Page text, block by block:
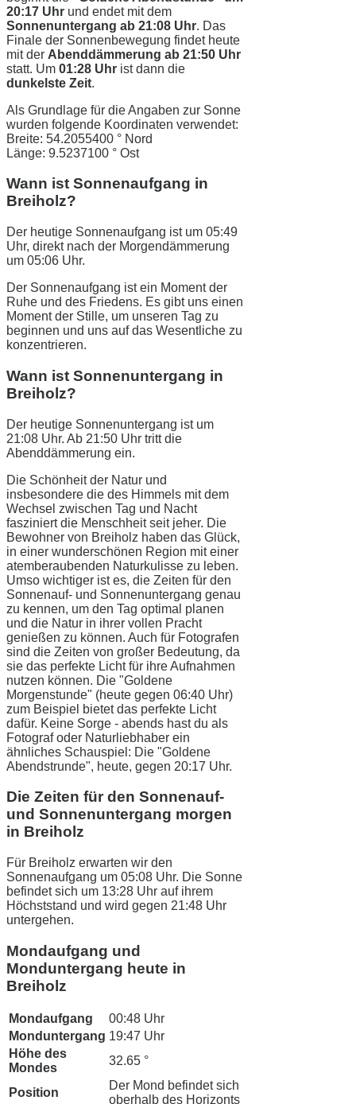
20:17 Uhr und endet mit dem
Sonnenuntergang ab 21:08 Uhr. Das
Finale der Sonnenbewegung findet heute
mit der Abenddämmerung ab 21:50 Uhr
statt. Um 01:28 Uhr ist dann die
dunkelste Zeit.
Als Grundlage für die Angaben zur Sonne
wurden folgende Koordinaten verwendet:
Breite: 54.2055400 ° Nord
Länge: 9.5237100 ° Ost
Wann ist Sonnenaufgang in
Breiholz?
Der heutige Sonnenaufgang ist um 05:49
Uhr, direkt nach der Morgendämmerung
um 05:06 Uhr.
Der Sonnenaufgang ist ein Moment der
Ruhe und des Friedens. Es gibt uns einen
Moment der Stille, um unseren Tag zu
beginnen und uns auf das Wesentliche zu
konzentrieren.
Wann ist Sonnenuntergang in
Breiholz?
Der heutige Sonnenuntergang ist um
21:08 Uhr. Ab 21:50 Uhr tritt die
Abenddämmerung ein.
Die Schönheit der Natur und
insbesondere die des Himmels mit dem
Wechsel zwischen Tag und Nacht
fasziniert die Menschheit seit jeher. Die
Bewohner von Breiholz haben das Glück,
in einer wunderschönen Region mit einer
atemberaubenden Naturkulisse zu leben.
Umso wichtiger ist es, die Zeiten für den
Sonnenauf- und Sonnenuntergang genau
zu kennen, um den Tag optimal planen
und die Natur in ihrer vollen Pracht
genießen zu können. Auch für Fotografen
sind die Zeiten von großer Bedeutung, da
sie das perfekte Licht für ihre Aufnahmen
nutzen können. Die "Goldene
Morgenstunde" (heute gegen 06:40 Uhr)
zum Beispiel bietet das perfekte Licht
dafür. Keine Sorge - abends hast du als
Fotograf oder Naturliebhaber ein
ähnliches Schauspiel: Die "Goldene
Abendstrunde", heute, gegen 20:17 Uhr.
Die Zeiten für den Sonnenauf-
und Sonnenuntergang morgen
in Breiholz
Für Breiholz erwarten wir den
Sonnenaufgang um 05:08 Uhr. Die Sonne
befindet sich um 13:28 Uhr auf ihrem
Höchststand und wird gegen 21:48 Uhr
untergehen.
Mondaufgang und
Monduntergang heute in
Breiholz
Mondaufgang
00:48 Uhr
Monduntergang 19:47 Uhr
Höhe des
Mondes
32.65 °
Position
Der Mond befindet sich
oberhalb des Horizonts